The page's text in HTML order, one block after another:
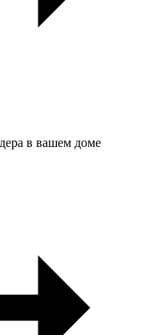
в вашем доме